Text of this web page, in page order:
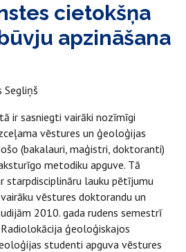
cietokšņa
apzināšana
Segliņš
ir sasniegti vairāki nozīmīgi
vēstures un ģeoloģijas
(bakalauri, maģistri, doktoranti)
metodiku apguve. Tā
lauku pētījumu
vēstures doktorandu un
2010. gada rudens semestrī
ģeoloģiskajos
studenti apguva vēstures